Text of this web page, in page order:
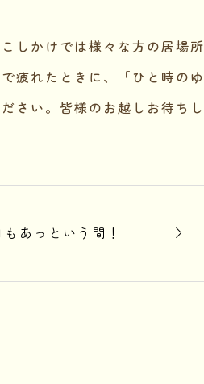
しかけでは様々な方の居場所
疲れたときに、「ひと時のゆ
さい。皆様のお越しお待ちし
もあっという間！ 